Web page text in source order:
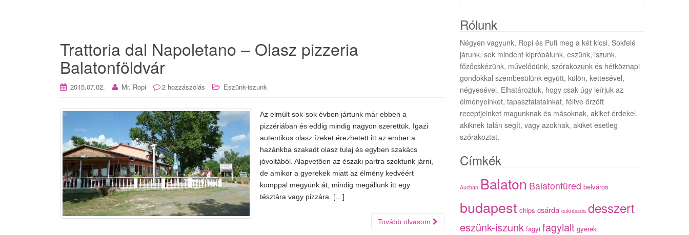
Trattoria dal Napoletano – Olasz pizzeria
Balatonföldvár
2015.07.02. Mr. Ropi 2 hozzászólás Eszünk-iszunk
Az elmúlt sok-sok évben jártunk már ebben a
pizzériában és eddig mindig nagyon szerettük. Igazi
autentikus olasz ízeket érezhetett itt az ember a
hazánkba szakadt olasz tulaj és egyben szakács
jóvoltából. Alapvetően az északi partra szoktunk járni,
de amikor a gyerekek miatt az élmény kedvéért
komppal megyünk át, mindig megállunk itt egy
tésztára vagy pizzára. […]
Tovább olvasom
Rólunk
Négyen vagyunk, Ropi és Pufi meg a két kicsi. Sokfelé
járunk, sok mindent kipróbálunk, eszünk, iszunk,
főzőcskézünk, művelődünk, szórakozunk és hétköznapi
gondokkal szembesülünk együtt, külön, kettesével,
négyesével. Elhatároztuk, hogy csak úgy leírjuk az
élményeinket, tapasztalatainkat, féltve őrzött
receptjeinket magunknak és másoknak, akiket érdekel,
akiknek talán segít, vagy azoknak, akiket esetleg
szórakoztat.
Címkék
Auchan Balaton Balatonfüred belváros
budapest chips csárda cukrászda desszert
eszünk-iszunk fagyi fagylalt gyerek